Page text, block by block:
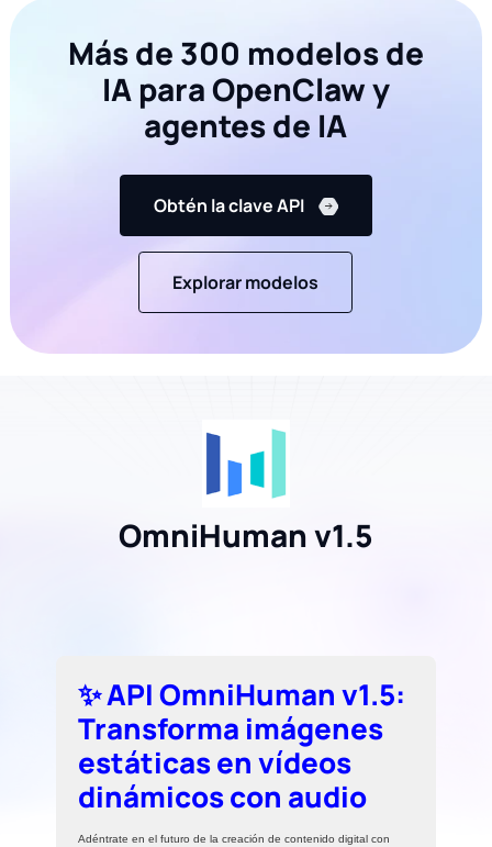
Más de 300 modelos de
IA para OpenClaw y
agentes de IA
Obtén la clave API
Explorar modelos
OmniHuman v1.5
✨ API OmniHuman v1.5:
Transforma imágenes
estáticas en vídeos
dinámicos con audio
Adéntrate en el futuro de la creación de contenido digital con